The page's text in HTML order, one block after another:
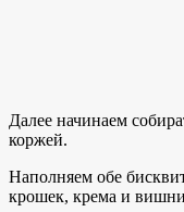
Далее начинаем
коржей.
Наполняем обе
крошек, крема и